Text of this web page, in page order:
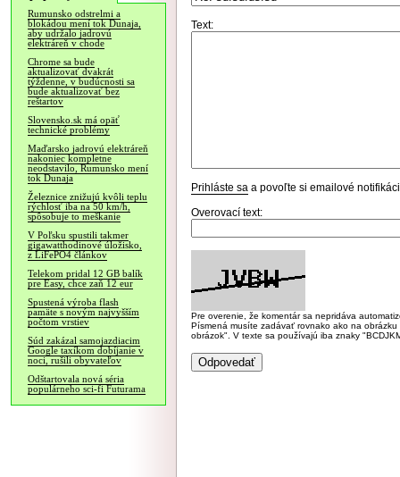
Rumunsko odstrelmi a
blokádou mení tok Dunaja,
aby udržalo jadrovú
elektráreň v chode
Chrome sa bude
aktualizovať dvakrát
týždenne, v budúcnosti sa
bude aktualizovať bez
reštartov
Slovensko.sk má opäť
technické problémy
Maďarsko jadrovú elektráreň
nakoniec kompletne
neodstavilo, Rumunsko mení
tok Dunaja
Železnice znižujú kvôli teplu
rýchlosť iba na 50 km/h,
spôsobuje to meškanie
V Poľsku spustili takmer
gigawatthodinové úložisko,
z LiFePO4 článkov
Telekom pridal 12 GB balík
pre Easy, chce zaň 12 eur
Spustená výroba flash
pamäte s novým najvyšším
počtom vrstiev
Súd zakázal samojazdiacim
Google taxíkom dobíjanie v
noci, rušili obyvateľov
Odštartovala nová séria
populárneho sci-fi Futurama
Text:
Prihláste sa a povoľte si emailové
Overovací text:
Pre overenie, že komentár sa nepridáva
Písmená musíte zadávať rovnako ako na
obrázok". V texte sa používajú iba znaky